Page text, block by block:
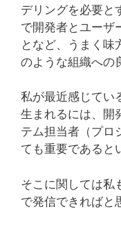
デリングを必要と
で開発者とユーザ
となど、うまく味
のような組織への
私が最近感じてい
生まれるには、開
テム担当者（プロ
ても重要であると
そこに関しては私
で発信できればと